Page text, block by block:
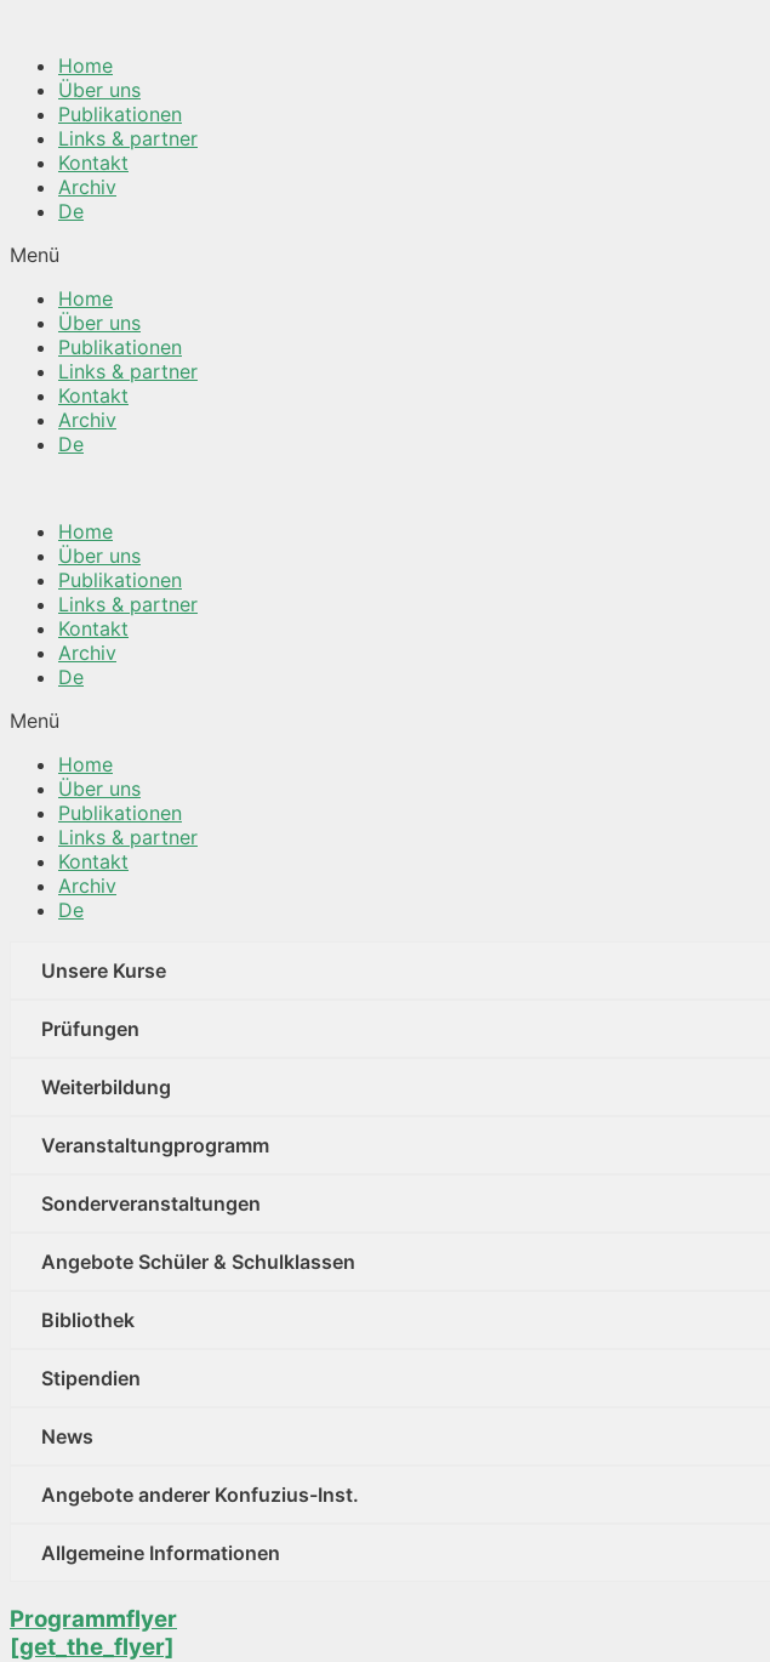
Inhalt Home
Über uns
Publikationen
Links & partner
Kontakt
Archiv
De
Menü
Home
Über uns
Publikationen
Links & partner
Kontakt
Archiv
De
Home
Über uns
Publikationen
Links & partner
Kontakt
Archiv
De
Menü
Home
Über uns
Publikationen
Links & partner
Kontakt
Archiv
De
Unsere Kurse
Prüfungen
Weiterbildung
Veranstaltungprogramm
Sonderveranstaltungen
Angebote Schüler & Schulklassen
Bibliothek
Stipendien
News
Angebote anderer Konfuzius-Inst.
Allgemeine Informationen
Programmflyer
[get_the_flyer]